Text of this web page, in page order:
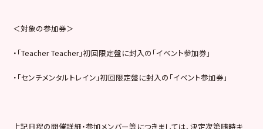
＜対象の参加券＞
・「Teacher Teacher」初回限定盤に封入の「イベント参加券」
・「センチメンタルトレイン」初回限定盤に封入の「イベント参加券」
上記日程の開催詳細・参加メンバー等につきましては、決定次第随時キ